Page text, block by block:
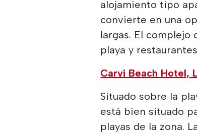
alojamiento tipo
convierte en una
largas. El complejo
playa y
Carvi Beach Hotel,
Situado sobre la
está bien situado
playas de la zona.